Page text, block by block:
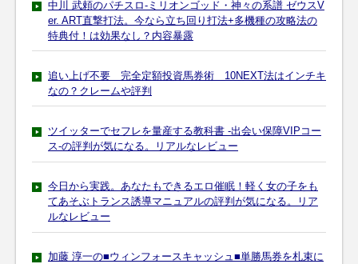
中川 武頼のパチスロ-ミリオンゴッド・神々の系譜 ゼウスV
er. ART直撃打法。今なら立ち回り打法+多機種の攻略法の
特典付！は効果なし？内容暴露
追い上げ不要 完全定額投資馬券術 10NEXT法はインチキ
なの？クレームや評判
ツイッターでセフレを量産する教科書 -出会い保障VIPコー
ス-の評判が気になる。リアルなレビュー
今日から実践。あなたもできるエロ催眠！軽く女の子をも
てあそぶトランス誘導マニュアルの評判が気になる。リア
ルなレビュー
加藤 淳一の■ウィンフォースキャッシュ■単勝馬券を札束に